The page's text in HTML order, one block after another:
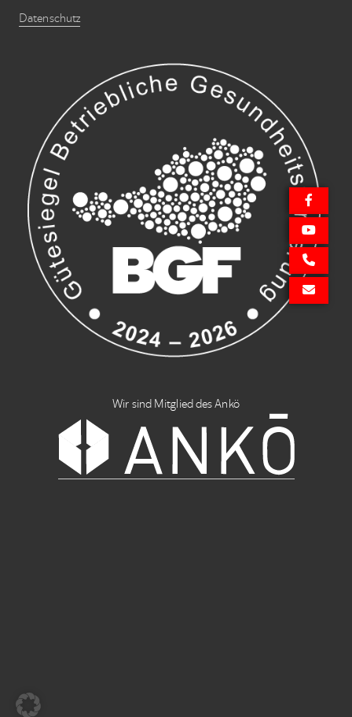
Datenschutz
Wir sind Mitglied des Ankö